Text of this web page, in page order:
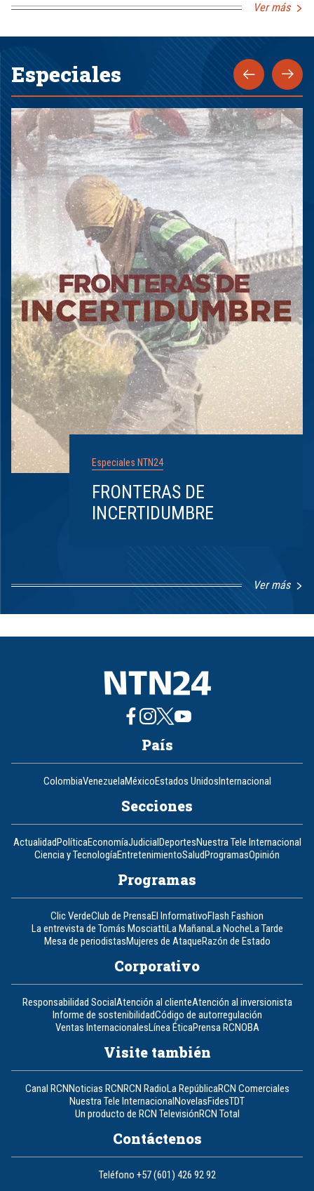
Ver más
Especiales
Especiales NTN24
FRONTERAS DE
INCERTIDUMBRE
Ver más
1
8
País
ColombiaVenezuelaMéxicoEstados UnidosInternacional
Secciones
ActualidadPolíticaEconomíaJudicialDeportesNuestra Tele Internacional
Ciencia y TecnologíaEntretenimientoSaludProgramasOpinión
Programas
Clic VerdeClub de PrensaEl InformativoFlash Fashion
La entrevista de Tomás MosciattiLa MañanaLa NocheLa Tarde
Mesa de periodistasMujeres de AtaqueRazón de Estado
Corporativo
Responsabilidad SocialAtención al clienteAtención al inversionista
Informe de sostenibilidadCódigo de autorregulación
Ventas InternacionalesLínea ÉticaPrensa RCNOBA
Visite también
Canal RCNNoticias RCNRCN RadioLa RepúblicaRCN Comerciales
Nuestra Tele InternacionalNovelasFidesTDT
Un producto de RCN TelevisiónRCN Total
Contáctenos
Teléfono +57 (601) 426 92 92